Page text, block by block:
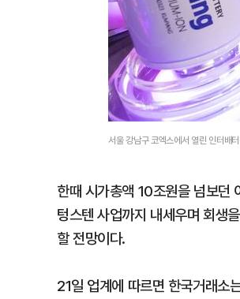
서울 강남구 코엑스에서 열린 인터
한때 시가총액 10조원을 넘보던
텅스텐 사업까지 내세우며 회생
할 전망이다.
21일 업계에 따르면 한국거래소